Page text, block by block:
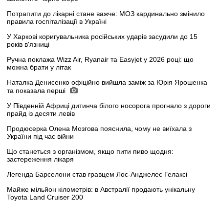
Потрапити до лікарні стане важче: МОЗ кардинально змінило
правила госпіталізації в Україні
У Харкові коригувальника російських ударів засудили до 15
років в'язниці
Ручна поклажа Wizz Air, Ryanair та Easyjet у 2026 році: що
можна брати у літак
Наталка Денисенко офіційно вийшла заміж за Юрія Ярошенка
та показала перші
У Південній Африці дитинча білого носорога прогнало з дороги
прайд із десяти левів
Продюсерка Олена Мозгова пояснила, чому не виїхала з
України під час війни
Що станеться з організмом, якщо пити пиво щодня:
застереження лікаря
Легенда Барселони став гравцем Лос-Анджелес Гелаксі
Майже мільйон кілометрів: в Австралії продають унікальну
Toyota Land Cruiser 200